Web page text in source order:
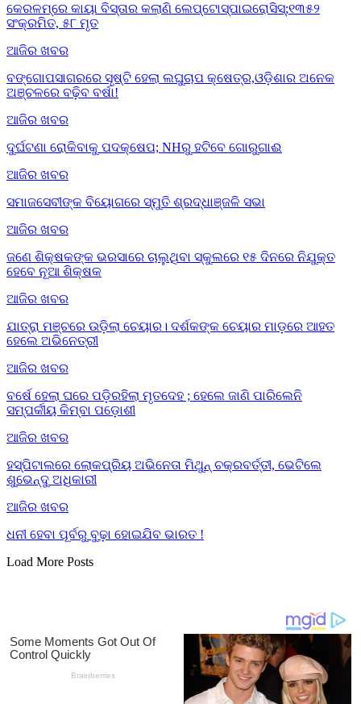
କେରଳମ୍‌ରେ କାୟା ବିସ୍ତାର କଲାଣି ଲେପ୍ଟୋସ୍ପାଇରୋସିସ୍;୧୩୫୨
ସଂକ୍ରମିତ, ୫୮ ମୃତ
ଆଜିର ଖବର
ବଙ୍ଗୋପସାଗରରେ ସୃଷ୍ଟି ହେଲା ଲଘୁଚାପ କ୍ଷେତ୍ର,ଓଡ଼ିଶାର ଅନେକ
ଅଞ୍ଚଳରେ ବଢ଼ିବ ବର୍ଷା!
ଆଜିର ଖବର
ଦୁର୍ଘଟଣା ରୋକିବାକୁ ପଦକ୍ଷେପ; NHରୁ ହଟିବେ ଗୋରୁଗାଈ
ଆଜିର ଖବର
ସମାଜସେବୀଙ୍କ ବିୟୋଗରେ ସ୍ମୁତି ଶ୍ରଦ୍ଧାଞ୍ଜଳି ସଭା
ଆଜିର ଖବର
ଜଣେ ଶିକ୍ଷକଙ୍କ ଭରସାରେ ଚାଲୁଥିବା ସ୍କୁଲରେ ୧୫ ଦିନରେ ନିଯୁକ୍ତ
ହେବେ ନୂଆ ଶିକ୍ଷକ
ଆଜିର ଖବର
ଯାତ୍ରା ମଞ୍ଚରେ ଉଡ଼ିଲା ଚେୟାର। ଦର୍ଶକଙ୍କ ଚେୟାର ମାଡ଼ରେ ଆହତ
ହେଲେ ଅଭିନେତ୍ରୀ
ଆଜିର ଖବର
ବର୍ଷେ ହେଲା ଘରେ ପଡ଼ିରହିଲା ମୃତଦେହ ; ହେଲେ ଜାଣି ପାରିଲେନି
ସମ୍ପର୍କୀୟ କିମ୍ବା ପଡ଼ୋଶୀ
ଆଜିର ଖବର
ହସ୍ପିଟାଲରେ ଲୋକପ୍ରିୟ ଅଭିନେତା ମିଥୁନ୍ ଚକ୍ରବର୍ତ୍ତୀ, ଭେଟିଲେ
ଶୁଭେନ୍ଦୁ ଅଧିକାରୀ
ଆଜିର ଖବର
ଧନୀ ହେବା ପୂର୍ବରୁ ବୁଢ଼ା ହୋଇଯିବ ଭାରତ !
Load More Posts